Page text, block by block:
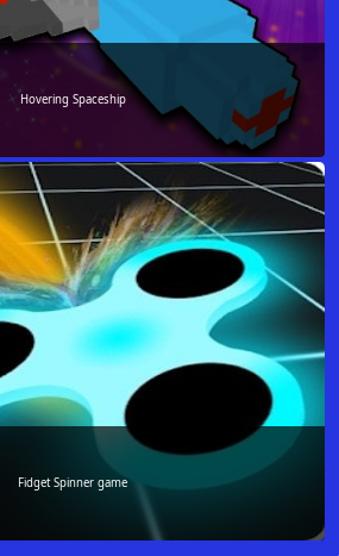
Hovering Spaceship
Fidget Spinner game